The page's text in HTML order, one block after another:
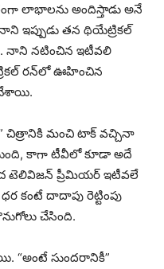
లాభాలను అందిస్తాడు అనే
ఇప్పుడు తన థియేట్రికల్
నాని నటించిన ఇటీవలి
రన్‌లో ఊహించిన
చేశాయి.
చిత్రానికి మంచి టాక్ వచ్చినా
కాగా టీవీలో కూడా అదే
టెలివిజన్ ప్రీమియర్ ఇటీవలే
కంటే దాదాపు రెట్టింపు
చేసింది.
“అంటే సుందరానికీ”